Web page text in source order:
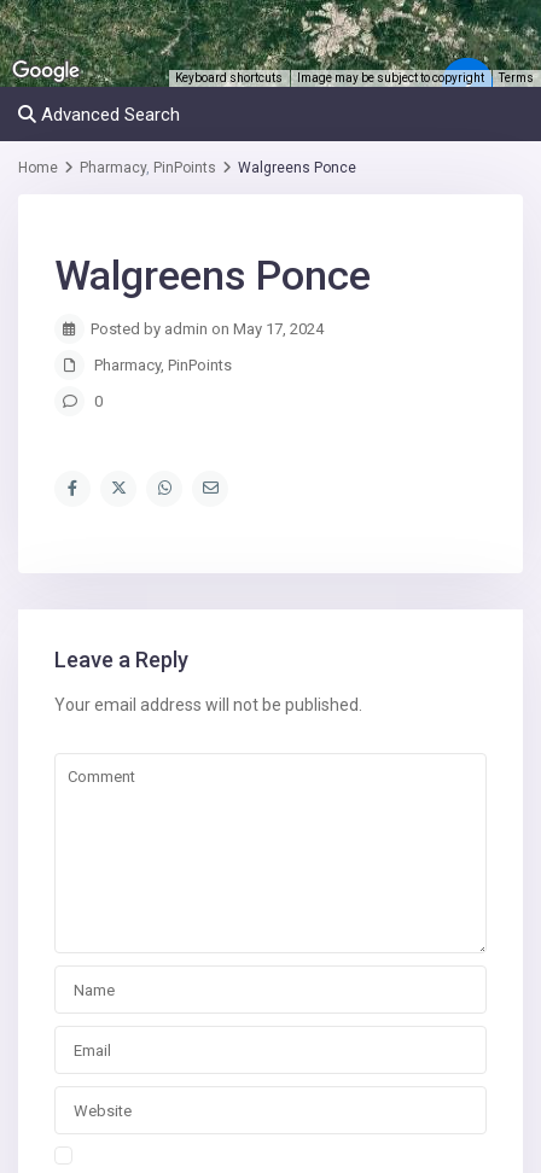
2
Keyboard shortcuts Image may be subject to copyright Terms
Advanced Search
Home Pharmacy, PinPoints Walgreens Ponce
Walgreens Ponce
Posted by admin on May 17, 2024
Pharmacy,PinPoints
0
Leave a Reply
Your email address will not be published.